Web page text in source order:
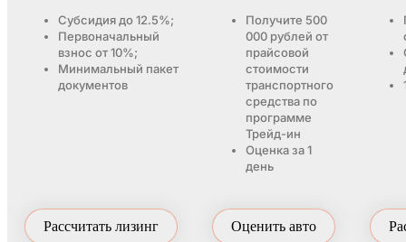
Субсидия до 12.5%;
Первоначальный
взнос от 10%;
Минимальный пакет
документов
Рассчитать лизинг
Получите 500
000 рублей от
прайсовой
стоимости
транспортного
средства по
программе
Трейд-ин
Оценка за 1
день
Оценить авто